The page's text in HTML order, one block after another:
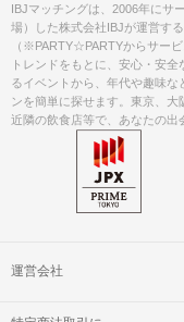
IBJマッチングは、2006年にサ
場）した株式会社IBJが運営す
（※PARTY☆PARTYからサー
トレンドをもとに、安心・安
るイベントから、年代や趣味
ンを簡単に探せます。東京、
近隣の飲食店等で、あなたの出
運営会社